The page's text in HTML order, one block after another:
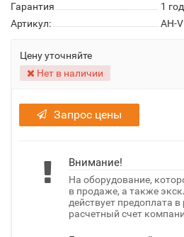
Гарантия
1 год
Артикул:
AH-
Цену уточняйте
Нет в наличии
Запрос цены
Внимание!
На оборудование,
в продаже, а также
действует предоплата в
расчетный счет